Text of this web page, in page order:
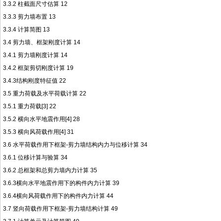
3.3.2 柱截面尺寸估算 12
3.3.3 剪力墙布置 13
3.3.4 计算简图 13
3.4 剪力墙、框架刚度计算 14
3.4.1 剪力墙刚度计算 14
3.4.2 框架剪切刚度计算 19
3.4.3结构刚度特征值 22
3.5 重力荷载及水平荷载计算 22
3.5.1 重力荷载[3] 22
3.5.2 横向水平地震作用[4] 28
3.5.3 横向风荷载作用[4] 31
3.6 水平荷载作用下框架-剪力墙结构内力与位移计算 34
3.6.1 位移计算与验算 34
3.6.2 总框架和总剪力墙内力计算 35
3.6.3横向水平地震作用下的构件内力计算 39
3.6.4横向风荷载作用下的构件内力计算 44
3.7 竖向荷载作用下框架-剪力墙结构计算 49